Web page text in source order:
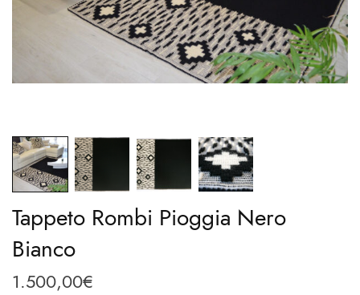
Tappeto Rombi Pioggia Nero
Bianco
1.500,00€